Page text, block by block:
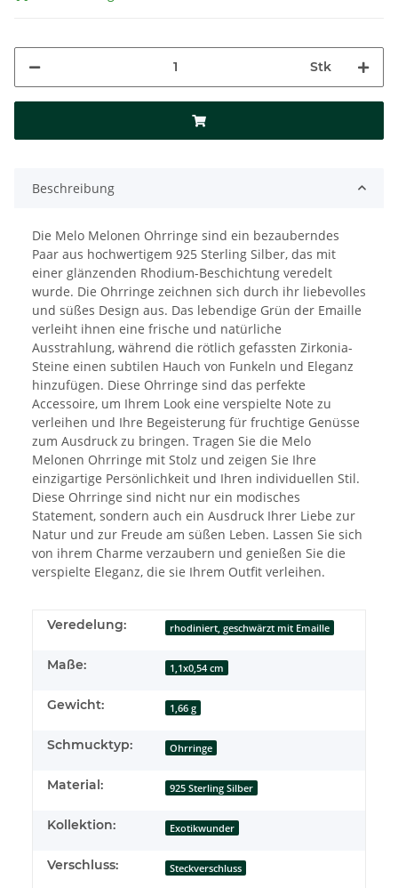
Stk
Beschreibung
Die Melo Melonen Ohrringe sind ein bezauberndes
Paar aus hochwertigem 925 Sterling Silber, das mit
einer glänzenden Rhodium-Beschichtung veredelt
wurde. Die Ohrringe zeichnen sich durch ihr liebevolles
und süßes Design aus. Das lebendige Grün der Emaille
verleiht ihnen eine frische und natürliche
Ausstrahlung, während die rötlich gefassten Zirkonia-
Steine einen subtilen Hauch von Funkeln und Eleganz
hinzufügen. Diese Ohrringe sind das perfekte
Accessoire, um Ihrem Look eine verspielte Note zu
verleihen und Ihre Begeisterung für fruchtige Genüsse
zum Ausdruck zu bringen. Tragen Sie die Melo
Melonen Ohrringe mit Stolz und zeigen Sie Ihre
einzigartige Persönlichkeit und Ihren individuellen Stil.
Diese Ohrringe sind nicht nur ein modisches
Statement, sondern auch ein Ausdruck Ihrer Liebe zur
Natur und zur Freude am süßen Leben. Lassen Sie sich
von ihrem Charme verzaubern und genießen Sie die
verspielte Eleganz, die sie Ihrem Outfit verleihen.
Veredelung: rhodiniert, geschwärzt mit Emaille
Maße: 1,1x0,54 cm
Gewicht: 1,66 g
Schmucktyp: Ohrringe
Material: 925 Sterling Silber
Kollektion: Exotikwunder
Verschluss: Steckverschluss